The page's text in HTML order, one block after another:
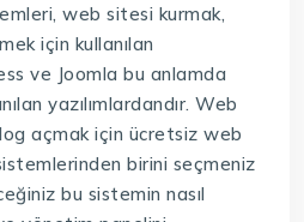
web sitesi kurmak,
için kullanılan
ve Joomla bu anlamda
yazılımlardandır. Web
açmak için ücretsiz web
birini seçmeniz
bu sistemin nasıl